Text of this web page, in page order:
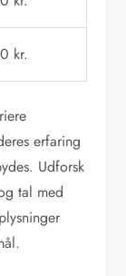
kr.
erfaring
Udforsk
tal med